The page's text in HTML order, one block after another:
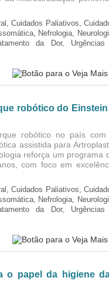
Cuidados Paliativos,
Nefrologia,
da Dor,
robótico do Einstein
robótico no país
assistida para
reforça um programa
com foco em
Cuidados Paliativos,
Nefrologia,
da Dor,
o papel da higiene